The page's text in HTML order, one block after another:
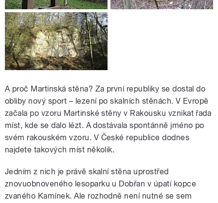
A proč Martinská stěna? Za první republiky se dostal do
obliby nový sport – lezení po skalních stěnách. V Evropě
začala po vzoru Martinské stěny v Rakousku vznikat řada
míst, kde se dalo lézt. A dostávala spontánně jméno po
svém rakouském vzoru. V České republice dodnes
najdete takových míst několik.
Jedním z nich je právě skalní stěna uprostřed
znovuobnoveného lesoparku u Dobřan v úpatí kopce
zvaného Kamínek. Ale rozhodně není nutné se sem